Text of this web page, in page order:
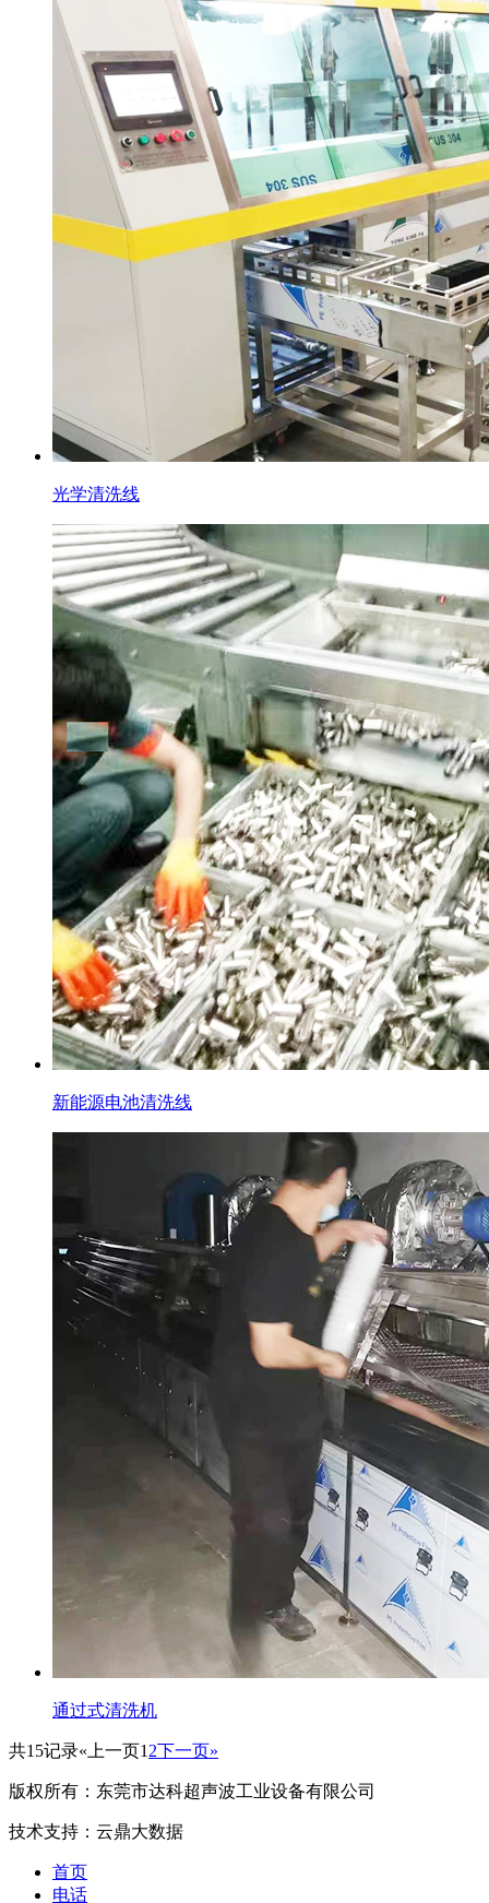
光学清洗线
新能源电池清洗线
通过式清洗机
共15记录«上一页1 2下一页»
版权所有：东莞市达科超声波工业设备有限公司
技术支持：云鼎大数据
首页
电话